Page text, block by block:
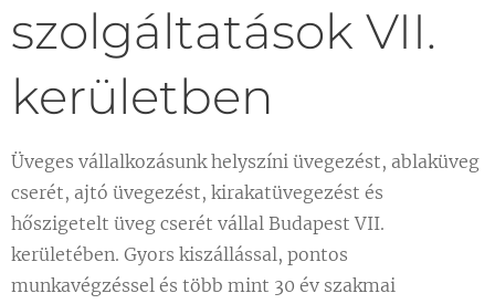
szolgáltatások VII.
kerületben
Üveges vállalkozásunk helyszíni üvegezést, ablaküveg
cserét, ajtó üvegezést, kirakatüvegezést és
hőszigetelt üveg cserét vállal Budapest VII.
kerületében. Gyors kiszállással, pontos
munkavégzéssel és több mint 30 év szakmai